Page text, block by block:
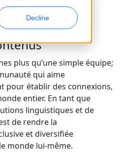
Decline
publics à l’international
données fiables
par IA
échelle
IA
données de qualité
pour les marques
échelle et qualité
avec nous
mondial
d’experts en
plus qu’une simple équipe;
qui aime
pour établir des connexions,
entier. En tant que
linguistiques et de
de rendre la
et diversifiée
monde lui-même.